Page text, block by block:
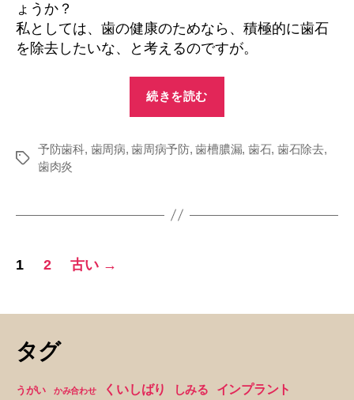
ょうか？
私としては、歯の健康のためなら、積極的に歯石
を除去したいな、と考えるのですが。
続きを読む
つ
タ
予防歯科, 歯周病,歯周病予防,歯槽膿漏, 歯石, 歯石除去,
歯肉炎
投
の
ペ
ー
1 2 古い →
タグ
うがい かみ合わせ くいしばり しみる インプラント